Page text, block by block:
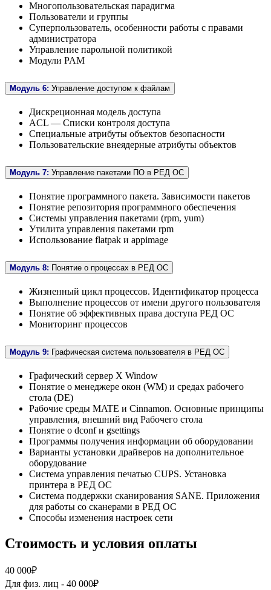
Многопользовательская парадигма
Пользователи и группы
Суперпользователь, особенности работы с правами
администратора
Управление парольной политикой
Модули PAM
Модуль 6: Управление доступом к файлам
Дискреционная модель доступа
ACL — Списки контроля доступа
Специальные атрибуты объектов безопасности
Пользовательские внеядерные атрибуты объектов
Модуль 7: Управление пакетами ПО в РЕД ОС
Понятие программного пакета. Зависимости пакетов
Понятие репозитория программного обеспечения
Системы управления пакетами (rpm, yum)
Утилита управления пакетами rpm
Использование flatpak и appimage
Модуль 8: Понятие о процессах в РЕД ОС
Жизненный цикл процессов. Идентификатор процесса
Выполнение процессов от имени другого пользователя
Понятие об эффективных права доступа РЕД ОС
Мониторинг процессов
Модуль 9: Графическая система пользователя в РЕД ОС
Графический сервер X Window
Понятие о менеджере окон (WM) и средах рабочего
стола (DE)
Рабочие среды MATE и Cinnamon. Основные принципы
управления, внешний вид Рабочего стола
Понятие о dconf и gsettings
Программы получения информации об оборудовании
Варианты установки драйверов на дополнительное
оборудование
Система управления печатью CUPS. Установка
принтера в РЕД ОС
Система поддержки сканирования SANE. Приложения
для работы со сканерами в РЕД ОС
Способы изменения настроек сети
Стоимость и условия оплаты
40 000₽
Для физ. лиц - 40 000₽